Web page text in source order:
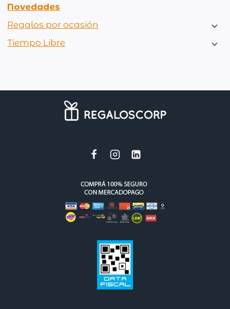
Novedades
Regalos por ocasión
Tiempo Libre